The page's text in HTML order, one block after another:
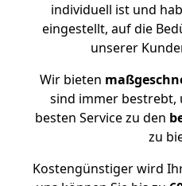
individuell ist und
eingestellt, auf die
unserer
Wir bieten
sind immer bestrebt,
besten Service zu den
zu
Kostengünstiger wird